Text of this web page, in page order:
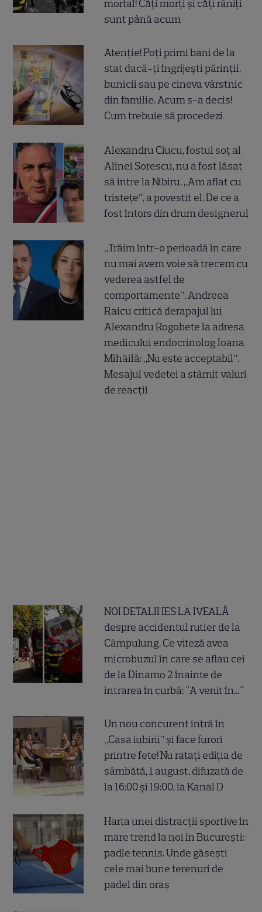
mortal! Câți morți și câți răniți
sunt până acum
Atenție! Poți primi bani de la
stat dacă-ți îngrijești părinții,
bunicii sau pe cineva vârstnic
din familie. Acum s-a decis!
Cum trebuie să procedezi
Alexandru Ciucu, fostul soț al
Alinei Sorescu, nu a fost lăsat
să intre la Nibiru. „Am aflat cu
tristețe”, a povestit el. De ce a
fost întors din drum designerul
„Trăim într-o perioadă în care
nu mai avem voie să trecem cu
vederea astfel de
comportamente”. Andreea
Raicu critică derapajul lui
Alexandru Rogobete la adresa
medicului endocrinolog Ioana
Mihăilă: „Nu este acceptabil”.
Mesajul vedetei a stârnit valuri
de reacții
NOI DETALII IES LA IVEALĂ
despre accidentul rutier de la
Câmpulung. Ce viteză avea
microbuzul în care se aflau cei
de la Dinamo 2 înainte de
intrarea în curbă: "A venit în..."
Un nou concurent intră în
„Casa iubirii” și face furori
printre fete! Nu ratați ediția de
sâmbătă, 1 august, difuzată de
la 16:00 și 19:00, la Kanal D
Harta unei distracții sportive în
mare trend la noi în București:
padle tennis. Unde găsești
cele mai bune terenuri de
padel din oraș